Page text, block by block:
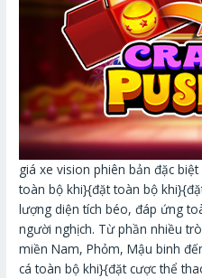
giá xe vision phiên bản đặc
toàn bộ khi}{đặt toàn bộ
lượng diện tích béo, đáp ứng
người nghịch. Từ phần nhiều
miền Nam, Phỏm, Mậu binh
cá toàn bộ khi}{đặt cược thể